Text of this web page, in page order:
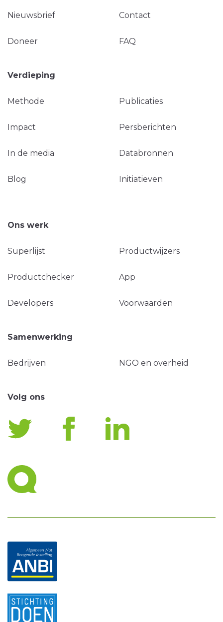
Nieuwsbrief Contact
Doneer FAQ
Verdieping
Methode Publicaties
Impact Persberichten
In de media Databronnen
Blog Initiatieven
Ons werk
Superlijst Productwijzers
Productchecker App
Developers Voorwaarden
Samenwerking
Bedrijven NGO en overheid
Volg ons